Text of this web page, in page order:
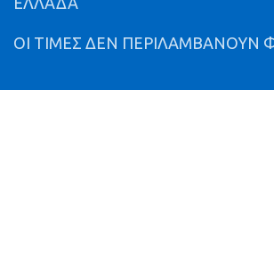
ΟΙ ΤΙΜΕΣ ΔΕΝ ΠΕΡΙΛΑΜΒΑΝΟΥΝ